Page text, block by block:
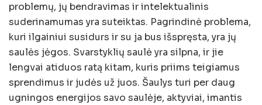
problemų, jų bendravimas ir intelektualinis
suderinamumas yra suteiktas. Pagrindinė problema,
kuri ilgainiui susidurs ir su ja bus išspręsta, yra jų
saulės jėgos. Svarstyklių saulė yra silpna, ir jie
lengvai atiduos ratą kitam, kuris priims teigiamus
sprendimus ir judės už juos. Šaulys turi per daug
ugningos energijos savo saulėje, aktyviai, imantis